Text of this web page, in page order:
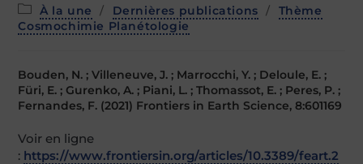
Post
category:
À la une / Dernières publications /
Thème
Cosmochimie Planétologie
Bouden, N. ; Villeneuve, J. ; Marrocchi, Y. ; Deloule, E. ;
Füri, E. ; Gurenko, A. ; Piani, L. ; Thomassot, E. ; Peres, P. ;
Fernandes, F. (2021) Frontiers in Earth Science, 8:601169
Voir en ligne
: https://www.frontiersin.org/articles/10.3389/feart.2